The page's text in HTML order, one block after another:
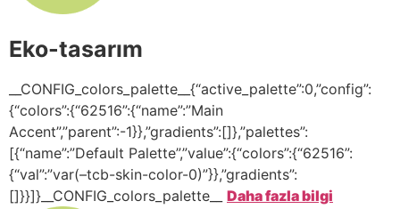
Eko-tasarım
__CONFIG_colors_palette__{“active_palette”:0,”config”:
{“colors”:{“62516”:{“name”:”Main
Accent”,”parent”:-1}},”gradients”:[]},”palettes”:
[{“name”:”Default Palette”,”value”:{“colors”:{“62516”:
{“val”:”var(–tcb-skin-color-0)”}},”gradients”:
[]}}]}__CONFIG_colors_palette__ Daha fazla bilgi